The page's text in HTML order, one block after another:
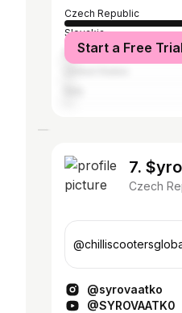
Czech Republic
Slovakia
Belgium
Start a Free
7.
Czech
@syrovaatko
@SYROVAATK0